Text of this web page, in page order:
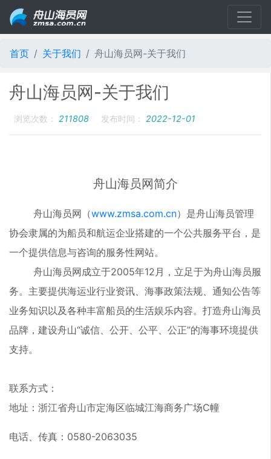
首页 关于我们 舟山海员网-关于我们
舟山海员网-关于我们
浏览次数： 211808 发布时间： 2022-12-01
舟山海员网简介
舟山海员网（www.zmsa.com.cn）是舟山海员管理
协会隶属的为船员和航运企业搭建的一个公共服务平台，是
一个提供信息与咨询的服务性网站。
舟山海员网成立于2005年12月，立足于为舟山海员服
务。主要提供海运业行业资讯、海事政策法规、通知公告等
业务知识以及各种丰富船员的生活娱乐内容。打造舟山海员
品牌，建设舟山“诚信、公开、公平、公正”的海事环境提供
支持。
联系方式：
地址：浙江省舟山市定海区临城江海商务广场C幢
电话、传真：0580-2063035